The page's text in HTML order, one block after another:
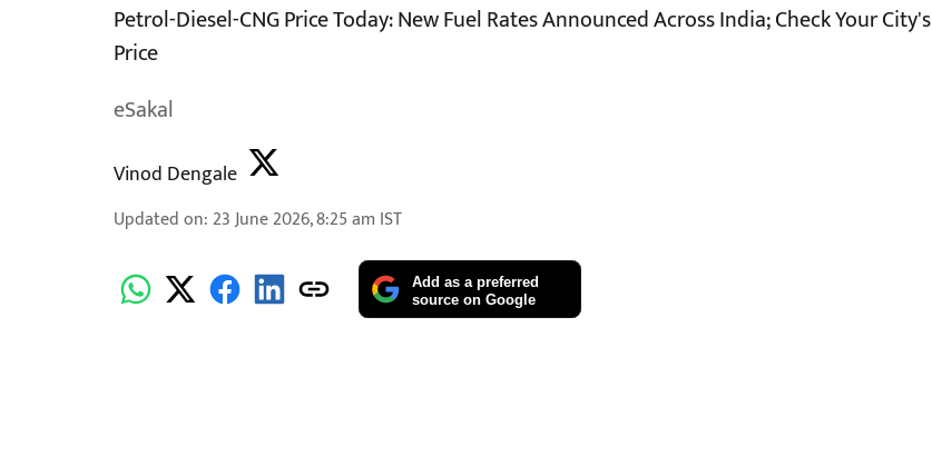
Petrol-Diesel-CNG Price Today: New Fuel Rates Announced Across India; Check Your City's
Price
eSakal
Vinod Dengale
Updated on: 23 June 2026, 8:25 am IST
Add as a preferred
source on Google